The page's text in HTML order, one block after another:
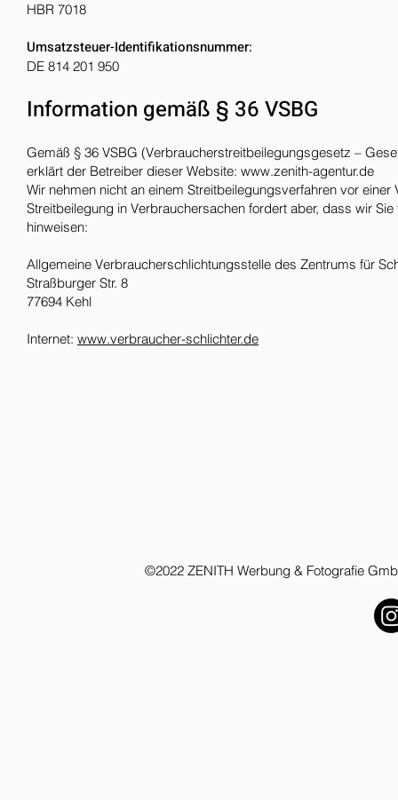
HBR 7018
Umsatzsteuer-Identifikationsnummer:
DE 814 201 950
Information gemäß § 36 VSBG
Gemäß § 36 VSBG (Verbraucherstreitbeilegungsgesetz –
erklärt der Betreiber dieser Website: www.zenith-agentur.de
Wir nehmen nicht an einem Streitbeilegungsverfahren vor
Streitbeilegung in Verbrauchersachen fordert aber, dass wir
hinweisen:
Allgemeine Verbraucherschlichtungsstelle des Zentrums für
Straßburger Str. 8
77694 Kehl
Internet: www.verbraucher-schlichter.de
©2022 ZENITH Werbung & Fotografie